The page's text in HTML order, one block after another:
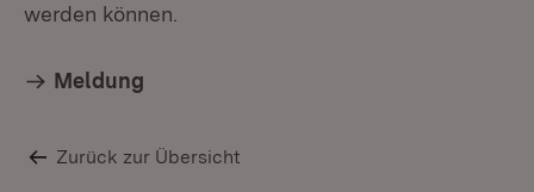
werden können.
Meldung
Zurück zur Übersicht